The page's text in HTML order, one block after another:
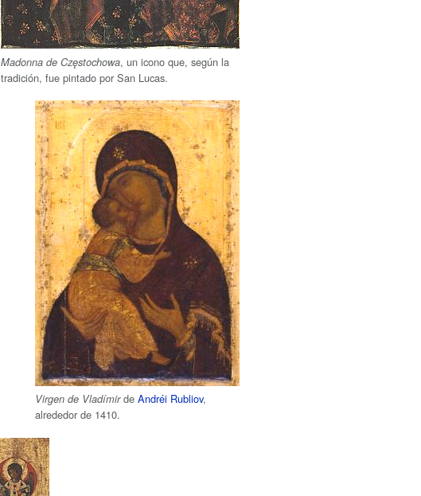
Madonna de Częstochowa, un icono que, según la
tradición, fue pintado por San Lucas.
Virgen de VladímirdeAndréi Rubliov,
alrededor de 1410.